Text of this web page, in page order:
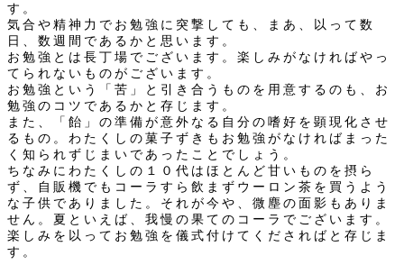
す。
気合や精神力でお勉強に突撃しても、まあ、以って数
日、数週間であるかと思います。
お勉強とは長丁場でございます。楽しみがなければやっ
てられないものがございます。
お勉強という「苦」と引き合うものを用意するのも、お
勉強のコツであるかと存じます。
また、「飴」の準備が意外なる自分の嗜好を顕現化させ
るもの。わたくしの菓子ずきもお勉強がなければまった
く知られずじまいであったことでしょう。
ちなみにわたくしの１０代はほとんど甘いものを摂ら
ず、自販機でもコーラすら飲まずウーロン茶を買うよう
な子供でありました。それが今や、微塵の面影もありま
せん。夏といえば、我慢の果てのコーラでございます。
楽しみを以ってお勉強を儀式付けてくださればと存じま
す。